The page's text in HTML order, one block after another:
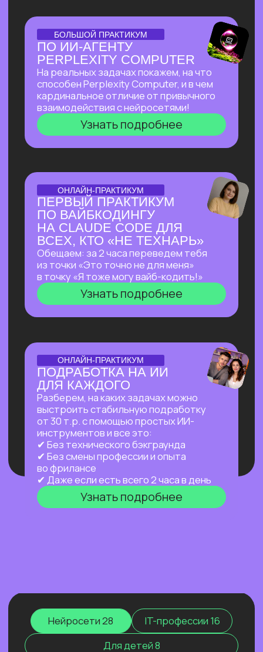
АВТОМАТИЗАЦИИ НА N8N
Расскажем всепро сверхпопулярный
инструмент, бесплатнои без каких-
либо проблем работающий в РФ.
Соберем видео-контент-завод
с помощью n8n и Veo 3, который
в режиме реального времени
создаеттрендовые видео на основе
текстового описания.
Узнать подробнее
ПЕРЕВЕРНЕТ ВАШЕ
ПРЕДСТАВЛЕНИЕ
О ЗАРАБОТКЕ НА ИИ
Как делать на ИИ больше, чем
программисты
без программирования?
И перейти от «пробую
возможности ИИ» к «делаю на ИИ 500к+
и имею очередь из клиентов»
Узнать подробнее
OPENCLAW: КАК
ПОМОЩНИКА ИЗ
ВОЗМОЖНЫХ НА СЕГОДНЯ?
Покажем в прямом эфире, на что
способен OpenClaw — ИИ-агент с 171
000+ звёзд на GitHub, который
не просто отвечает на запросы,
а работает за тебя в фоновом режиме
24/7 — пока ты спишь, едешь на работу
или путешествуешь.
Узнать подробнее
ПРАКТИКУМ
НОВЫЙ ПРАКТИКУМ
ПО OPENCLAW
Первый агент, который работает
на тебя постоянно: в фоне,